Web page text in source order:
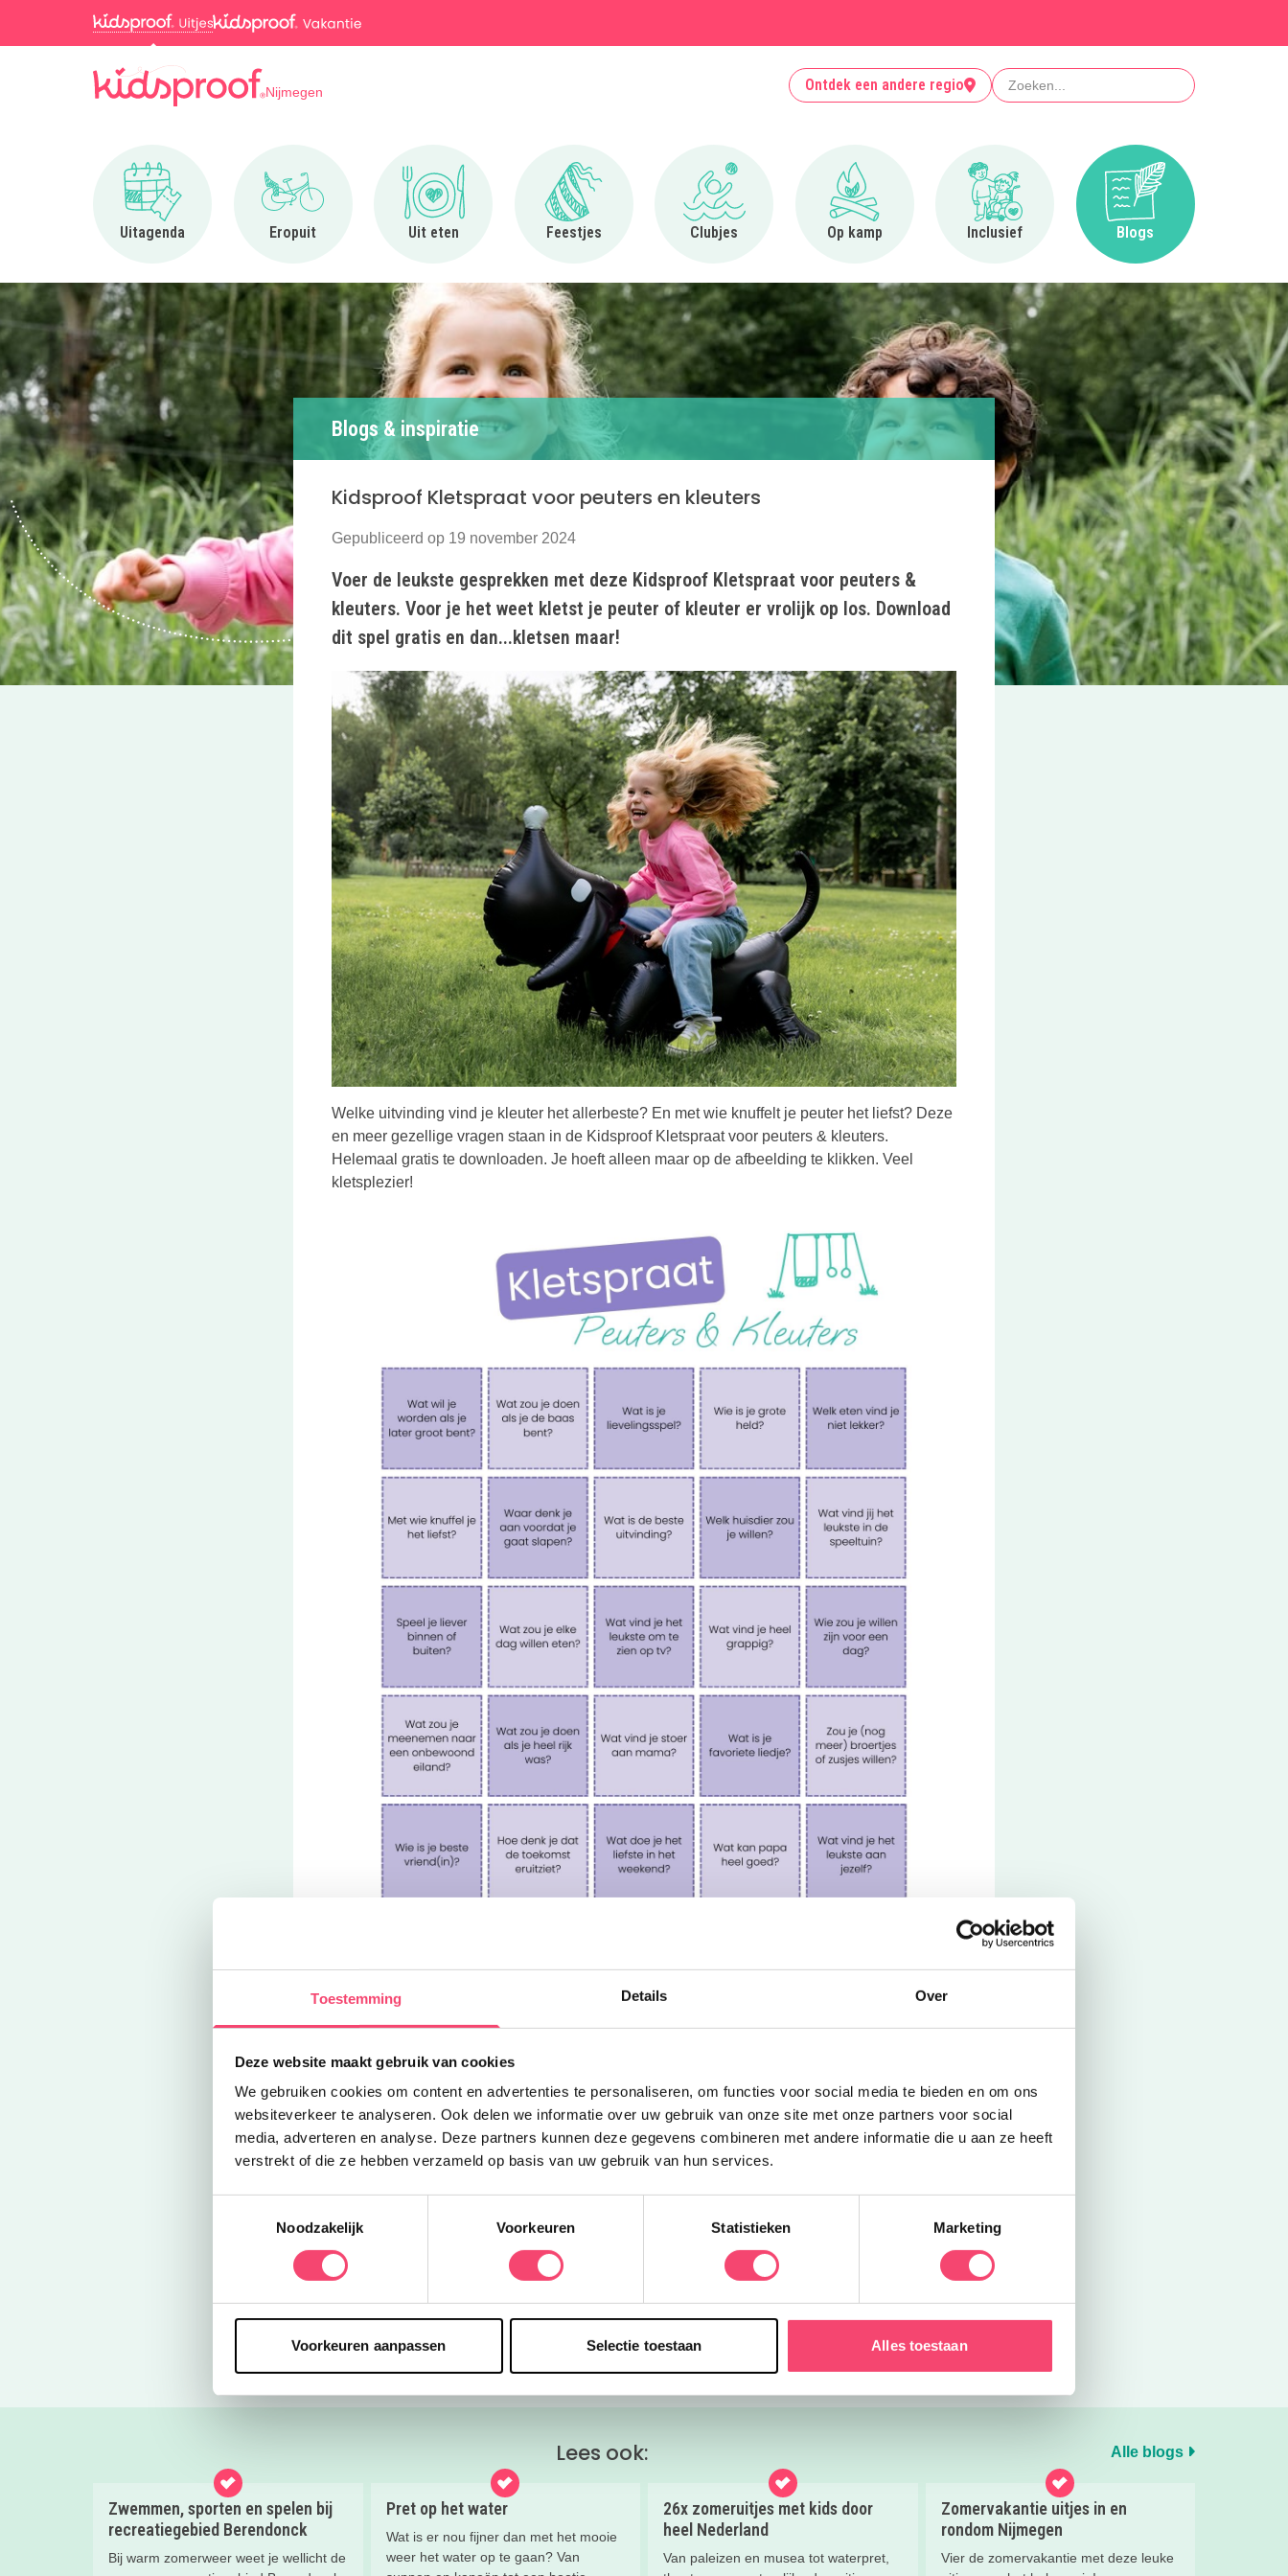
Toestemming Details Over
Deze website maakt gebruik van cookies
We gebruiken cookies om content en advertenties te personaliseren, om functies voor social media te bieden en om ons
websiteverkeer te analyseren. Ook delen we informatie over uw gebruik van onze site met onze partners voor social
media, adverteren en analyse. Deze partners kunnen deze gegevens combineren met andere informatie die u aan ze heeft
verstrekt of die ze hebben verzameld op basis van uw gebruik van hun services.
Noodzakelijk
Voorkeuren Statistieken Marketing
Voorkeuren aanpassen Selectie toestaan Alles toestaan
Nijmegen Ontdek een andere regio Zoeken
Uitagenda
Ga naar Uitagenda
Eropuit
Ga naar Eropuit
Uit eten
Ga naar Uit eten
Feestjes
Ga naar Feestjes
Clubjes
Ga naar Clubjes
Op kamp
Ga naar Op kamp
Inclusief
Ga naar Inclusief
Blogs
Ga naar Blogs
Blogs & inspiratie
Kidsproof Kletspraat voor peuters en kleuters
Gepubliceerd op 19 november 2024
Voer de leukste gesprekken met deze Kidsproof Kletspraat voor peuters &
kleuters. Voor je het weet kletst je peuter of kleuter er vrolijk op los. Download
dit spel gratis en dan...kletsen maar!
Welke uitvinding vind je kleuter het allerbeste? En met wie knuffelt je peuter het liefst? Deze
en meer gezellige vragen staan in de Kidsproof Kletspraat voor peuters & kleuters.
Helemaal gratis te downloaden. Je hoeft alleen maar op de afbeelding te klikken. Veel
kletsplezier!
Tip: ben je uitgekletst met deze Kletspraat bekijk ook eens onze andere Kletspraat edities
oféén van de leuke kletsboeken van GezinnigDeze link opent in een nieuwe tab
!
Bekijk ook leuke tips voor thuisactiviteiten voor peuters en kleuters Deze link opent in een nieuwe tab
Blogs Kidsproof Kletspraat voor peuters en kleuters
Lees ook: Alle blogs
Zwemmen, sporten en spelen bij
recreatiegebied Berendonck
Bij warm zomerweer weet je wellicht de
Pret op het water
Wat is er nou fijner dan met het mooie
weer het water op te gaan? Van
26x zomeruitjes met kids door
heel Nederland
Van paleizen en musea tot waterpret,
Zomervakantie uitjes in en
rondom Nijmegen
Vier de zomervakantie met deze leuke
Doe mee en maak kans op één van de 5 gezinstickets voor
Kasteel de Haar!